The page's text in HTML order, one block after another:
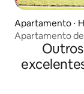
Apartamento ⋅
Apartamento